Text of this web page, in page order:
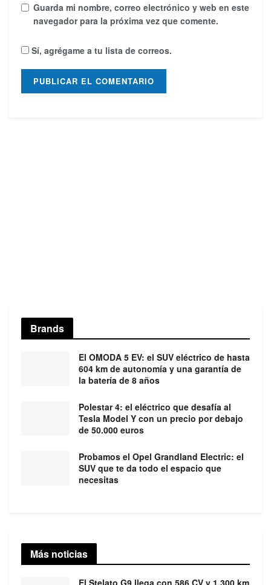
Guarda mi nombre, correo electrónico y web en este
navegador para la próxima vez que comente.
Sí, agrégame a tu lista de correos.
Brands
El OMODA 5 EV: el SUV eléctrico de hasta
604 km de autonomía y una garantía de
la batería de 8 años
Polestar 4: el eléctrico que desafía al
Tesla Model Y con un precio por debajo
de 50.000 euros
Probamos el Opel Grandland Electric: el
SUV que te da todo el espacio que
necesitas
Más noticias
El Stelato G9 llega con 586 CV y 1.300 km